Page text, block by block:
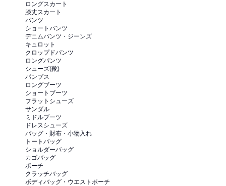
ロングスカート
膝丈スカート
パンツ
ショートパンツ
デニムパンツ・ジーンズ
キュロット
クロップドパンツ
ロングパンツ
シューズ(靴)
パンプス
ロングブーツ
ショートブーツ
フラットシューズ
サンダル
ミドルブーツ
ドレスシューズ
バッグ・財布・小物入れ
トートバッグ
ショルダーバッグ
カゴバッグ
ポーチ
クラッチバッグ
ボディバッグ・ウエストポーチ